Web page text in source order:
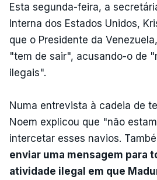
Esta segunda-feira, a
Interna dos Estados Unidos,
que o Presidente da
"tem de sair", acusando-o de
ilegais".
Numa entrevista à cadeia de
Noem explicou que "não
intercetar esses navios.
enviar uma mensagem para
atividade ilegal em que